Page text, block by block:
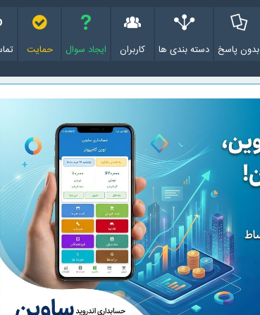
بدون پاسخ دسته بندی ها کاربران ایجاد سوال حمایت